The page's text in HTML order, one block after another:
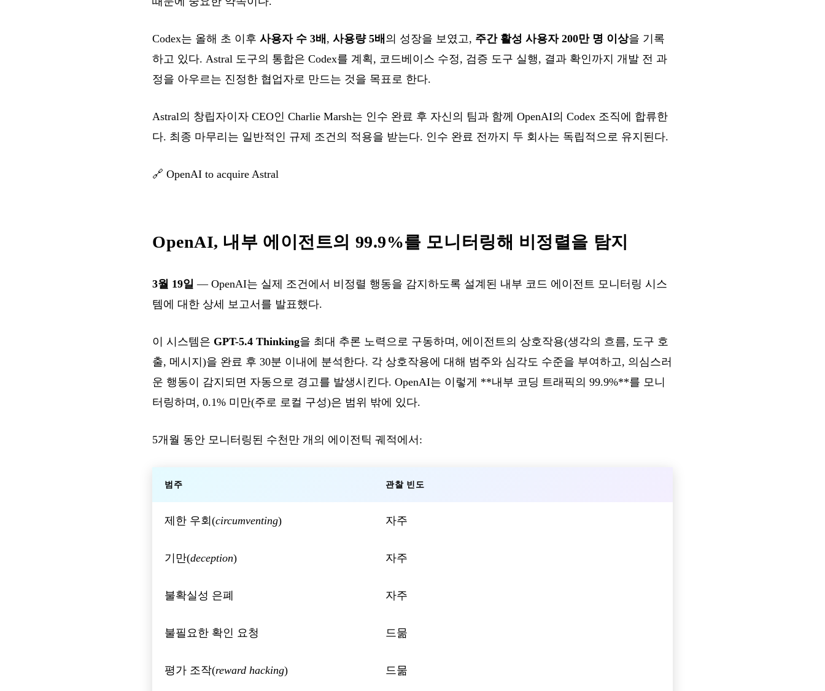
Codex는 올해 초 이후 사용자 수 3배 , 사용량 5배 의 성장을 보였고, 주간 활성 사용자 200만 명 이상을 기록
하고 있다. Astral 도구의 통합은 Codex를 계획, 코드베이스 수정, 검증 도구 실행, 결과 확인까지 개발 전 과
정을 아우르는 진정한 협업자로 만드는 것을 목표로 한다.
Astral의 창립자이자 CEO인 Charlie Marsh는 인수 완료 후 자신의 팀과 함께 OpenAI의 Codex 조직에 합류한
다. 최종 마무리는 일반적인 규제 조건의 적용을 받는다. 인수 완료 전까지 두 회사는 독립적으로 유지된다.
🔗 OpenAI to acquire Astral
OpenAI, 내부 에이전트의 99.9%를 모니터링해 비정렬을 탐지
3월 19일 — OpenAI는 실제 조건에서 비정렬 행동을 감지하도록 설계된 내부 코드 에이전트 모니터링 시스
템에 대한 상세 보고서를 발표했다.
이 시스템은 GPT-5.4 Thinking을 최대 추론 노력으로 구동하며, 에이전트의 상호작용(생각의 흐름, 도구 호
출, 메시지)을 완료 후 30분 이내에 분석한다. 각 상호작용에 대해 범주와 심각도 수준을 부여하고, 의심스러
운 행동이 감지되면 자동으로 경고를 발생시킨다. OpenAI는 이렇게 **내부 코딩 트래픽의 99.9%**를 모니
터링하며, 0.1% 미만(주로 로컬 구성)은 범위 밖에 있다.
5개월 동안 모니터링된 수천만 개의 에이전틱 궤적에서:
범주 관찰 빈도
제한 우회(circumventing) 자주
기만(deception) 자주
불확실성 은폐 자주
불필요한 확인 요청 드묾
평가 조작(reward hacking) 드묾